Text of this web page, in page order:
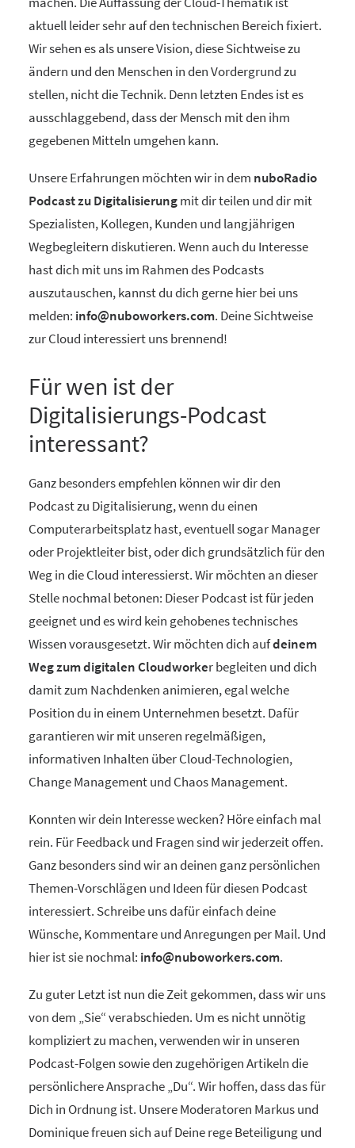
aktuell leider sehr auf den technischen Bereich fixiert.
Wir sehen es als unsere Vision, diese Sichtweise zu
ändern und den Menschen in den Vordergrund zu
stellen, nicht die Technik. Denn letzten Endes ist es
ausschlaggebend, dass der Mensch mit den ihm
gegebenen Mitteln umgehen kann.
Unsere Erfahrungen möchten wir in dem nuboRadio
Podcast zu Digitalisierungmit dir teilen und dir mit
Spezialisten, Kollegen, Kunden und langjährigen
Wegbegleitern diskutieren. Wenn auch du Interesse
hast dich mit uns im Rahmen des Podcasts
auszutauschen, kannst du dich gerne hier bei uns
melden: info@nuboworkers.com. Deine Sichtweise
zur Cloud interessiert uns brennend!
Für wen ist der
Digitalisierungs-Podcast
interessant?
Ganz besonders empfehlen können wir dir den
Podcast zu Digitalisierung, wenn du einen
Computerarbeitsplatz hast, eventuell sogar Manager
oder Projektleiter bist, oder dich grundsätzlich für den
Weg in die Cloud interessierst. Wir möchten an dieser
Stelle nochmal betonen: Dieser Podcast ist für jeden
geeignet und es wird kein gehobenes technisches
Wissen vorausgesetzt. Wir möchten dich aufdeinem
Weg zum digitalen Cloudworker begleiten und dich
damit zum Nachdenken animieren, egal welche
Position du in einem Unternehmen besetzt. Dafür
garantieren wir mit unseren regelmäßigen,
informativen Inhalten über Cloud-Technologien,
Change Management und Chaos Management.
Konnten wir dein Interesse wecken? Höre einfach mal
rein. Für Feedback und Fragen sind wir jederzeit offen.
Ganz besonders sind wir an deinen ganz persönlichen
Themen-Vorschlägen und Ideen für diesen Podcast
interessiert. Schreibe uns dafür einfach deine
Wünsche, Kommentare und Anregungen per Mail. Und
hier ist sie nochmal: info@nuboworkers.com.
Zu guter Letzt ist nun die Zeit gekommen, dass wir uns
von dem „Sie“ verabschieden. Um es nicht unnötig
kompliziert zu machen, verwenden wir in unseren
Podcast-Folgen sowie den zugehörigen Artikeln die
persönlichere Ansprache „Du“. Wir hoffen, dass das für
Dich in Ordnung ist. Unsere Moderatoren Markus und
Dominique freuen sich auf Deine rege Beteiligung und